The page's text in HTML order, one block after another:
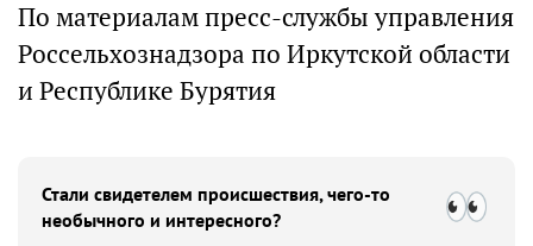
По материалам пресс-службы управления
Россельхознадзора по Иркутской области
и Республике Бурятия
Стали свидетелем происшествия, чего-то
необычного и интересного?